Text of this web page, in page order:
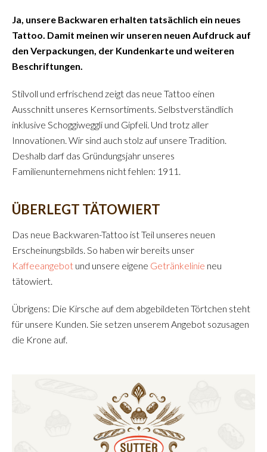
Ja, unsere Backwaren erhalten tatsächlich ein neues
Tattoo. Damit meinen wir unseren neuen Aufdruck auf
den Verpackungen, der Kundenkarte und weiteren
Beschriftungen.
Stilvoll und erfrischend zeigt das neue Tattoo einen
Ausschnitt unseres Kernsortiments. Selbstverständlich
inklusive Schoggiweggli und Gipfeli. Und trotz aller
Innovationen. Wir sind auch stolz auf unsere Tradition.
Deshalb darf das Gründungsjahr unseres
Familienunternehmens nicht fehlen: 1911.
ÜBERLEGT TÄTOWIERT
Das neue Backwaren-Tattoo ist Teil unseres neuen
Erscheinungsbilds. So haben wir bereits unser
Kaffeeangebot und unsere eigene Getränkelinie neu
tätowiert.
Übrigens: Die Kirsche auf dem abgebildeten Törtchen steht
für unsere Kunden. Sie setzen unserem Angebot sozusagen
die Krone auf.